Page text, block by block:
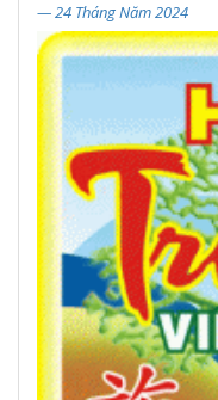
— 24 Tháng Năm 2024